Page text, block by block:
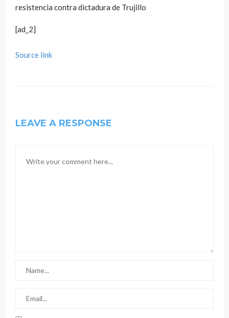
resistencia contra dictadura de Trujillo
[ad_2]
Source link
LEAVE A RESPONSE